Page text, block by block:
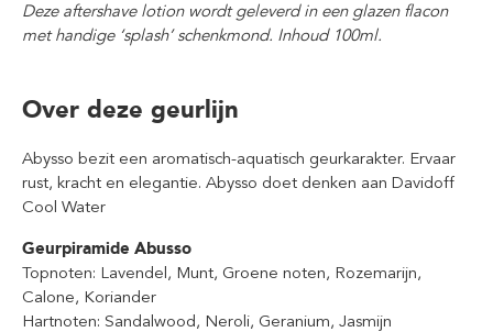
Deze aftershave lotion wordt geleverd in een glazen flacon
met handige ‘splash’ schenkmond. Inhoud 100ml.
Over deze geurlijn
Abysso bezit een aromatisch-aquatisch geurkarakter. Ervaar
rust, kracht en elegantie. Abysso doet denken aan Davidoff
Cool Water
Geurpiramide Abusso
Topnoten: Lavendel, Munt, Groene noten, Rozemarijn,
Calone, Koriander
Hartnoten: Sandalwood, Neroli, Geranium, Jasmijn